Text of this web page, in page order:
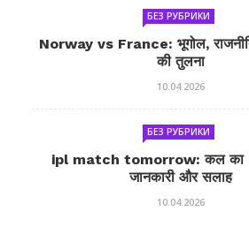
БЕЗ РУБРИКИ
Norway vs France: भूगोल,
की तुलना
10.04.2026
БЕЗ РУБРИКИ
ipl match tomorrow: कल का
जानकारी और सलाह
10.04.2026